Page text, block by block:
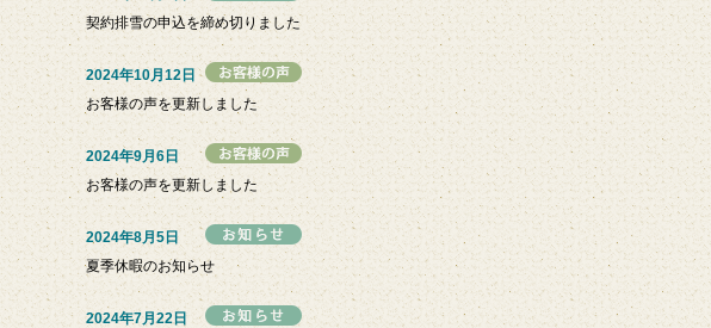
契約排雪の申込を締め切りました
2024年10月12日
お客様の声を更新しました
2024年9月6日
お客様の声を更新しました
2024年8月5日
夏季休暇のお知らせ
2024年7月22日